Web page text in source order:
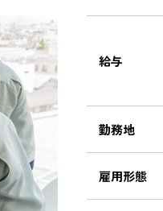
給与
勤務地
雇用形態